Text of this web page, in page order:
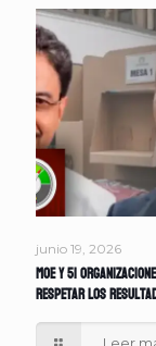
junio 19, 2026
MOE y 51
respetar los